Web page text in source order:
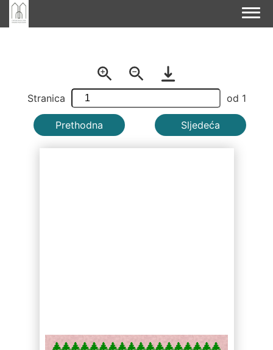
Stranica od 1
Prethodna Sljedeća